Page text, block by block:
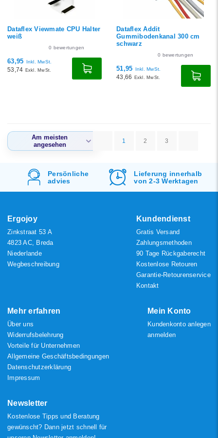
Dataflex Viewmate CPU Halter
weiß
0 bewertungen
63,95 Inkl. MwSt.
53,74 Exkl. MwSt.
Dataflex Addit
Gummibodenkanal 300 cm
schwarz
0 bewertungen
51,95 Inkl. MwSt.
43,66 Exkl. MwSt.
Am meisten
angesehen
angesehen
Neueste Produkte
Höchster Preis
1 2 3
Lieferung innerhalb
von 2-3 Werktagen
KostenlosVersand
& Rücksendung
Ergojoy
Zinkstraat 53 A
4823 AC, Breda
Niederlande
Wegbeschreibung
Kundendienst
Gratis Versand
Zahlungsmethoden
90 Tage Rückgaberecht
Kostenlose Retouren
Garantie-Retourenservice
Kontakt
Mehr erfahren
Über uns
Widerrufsbelehrung
Vorteile für Unternehmen
Allgemeine Geschäftsbedingungen
Datenschutzerklärung
Impressum
Mein Konto
Kundenkonto anlegen
anmelden
Newsletter
Kostenlose Tipps und Beratung
gewünscht? Dann jetzt schnell für